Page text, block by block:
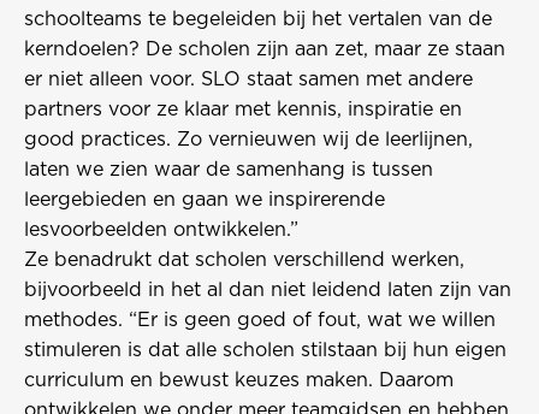
schoolteams te begeleiden bij het vertalen van de
kerndoelen? De scholen zijn aan zet, maar ze staan
er niet alleen voor. SLO staat samen met andere
partners voor ze klaar met kennis, inspiratie en
good practices. Zo vernieuwen wij de leerlijnen,
laten we zien waar de samenhang is tussen
leergebieden en gaan we inspirerende
lesvoorbeelden ontwikkelen.”
Ze benadrukt dat scholen verschillend werken,
bijvoorbeeld in het al dan niet leidend laten zijn van
methodes. “Er is geen goed of fout, wat we willen
stimuleren is dat alle scholen stilstaan bij hun eigen
curriculum en bewust keuzes maken. Daarom
ontwikkelen we onder meer teamgidsen en hebben